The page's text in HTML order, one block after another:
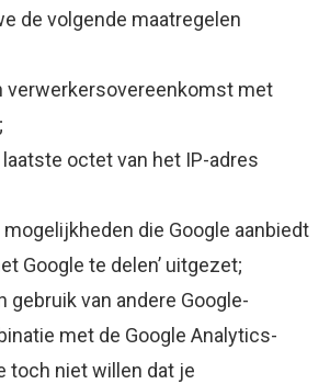
de volgende maatregelen
verwerkersovereenkomst met
laatste octet van het IP-adres
mogelijkheden die Google aanbiedt
Google te delen’ uitgezet;
gebruik van andere Google-
met de Google Analytics-
toch niet willen dat je